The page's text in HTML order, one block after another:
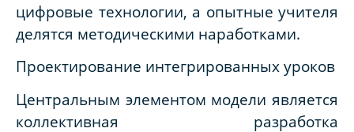
цифровые технологии, а опытные учителя
делятся методическими наработками.
Проектирование интегрированных уроков
Центральным элементом модели является
коллективная разработка